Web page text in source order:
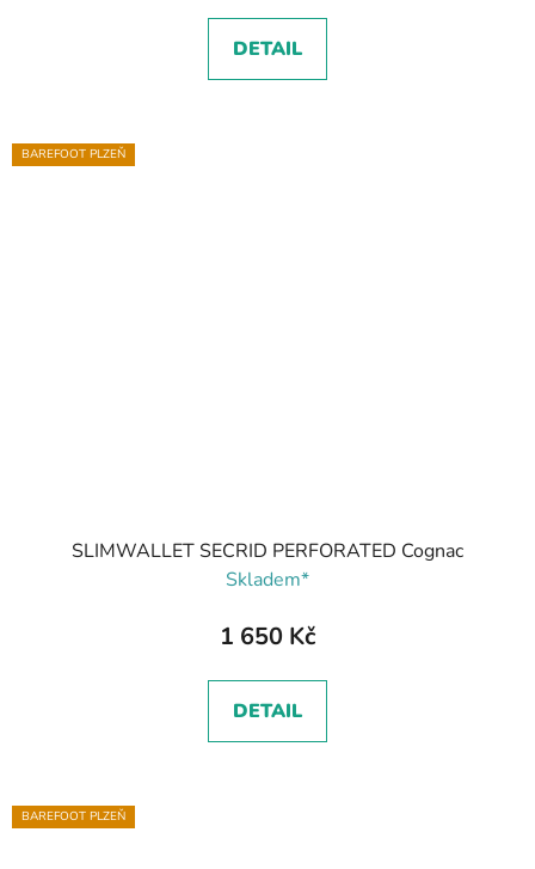
DETAIL
BAREFOOT PLZEŇ
SLIMWALLET SECRID PERFORATED Cognac
Skladem*
1 650 Kč
DETAIL
BAREFOOT PLZEŇ